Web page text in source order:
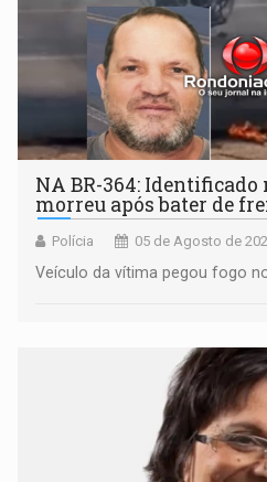
NA BR-364:
morreu após bater de
Polícia 05 de Agosto de
Veículo da vítima pegou fogo